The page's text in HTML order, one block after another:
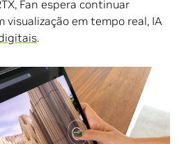
Fan espera continuar
em tempo real, IA
.